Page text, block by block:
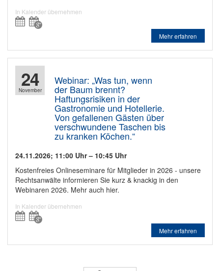
In Kalender übernehmen
Mehr erfahren
Webinar: „Was tun, wenn
der Baum brennt?
Haftungsrisiken in der
Gastronomie und Hotellerie.
Von gefallenen Gästen über
verschwundene Taschen bis
zu kranken Köchen.“
November
24
24.11.2026; 11:00 Uhr – 10:45 Uhr
Kostenfreies Onlineseminare für Mitglieder in 2026 - unsere
Rechtsanwälte informieren Sie kurz & knackig in den
Webinaren 2026. Mehr auch hier.
In Kalender übernehmen
Mehr erfahren